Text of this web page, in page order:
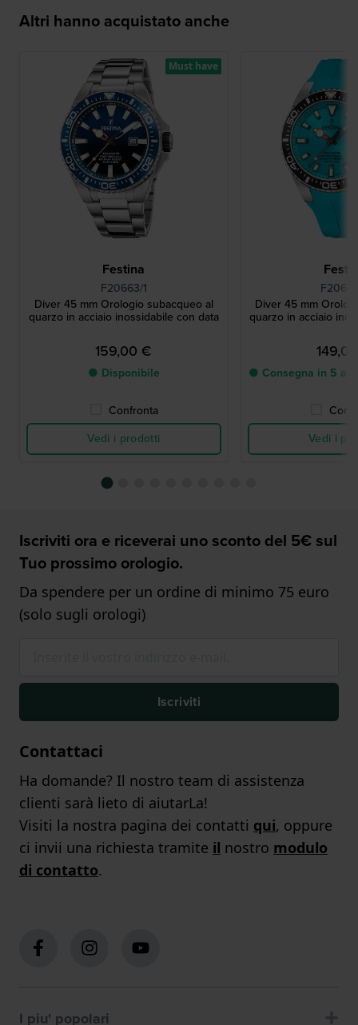
Altri hanno acquistato anche
Festina
F20663/1
Diver 45 mm Orologio subacqueo al
quarzo in acciaio inossidabile con data
159,00 €
● Disponibile
Confronta
Vedi i prodotti
Must have
Diver 45 mm
quarzo in acciaio
● Consegna in 5 a
Vedi i
Iscriviti ora e riceverai uno sconto del 5€ sul
Tuo prossimo orologio.
Da spendere per un ordine di minimo 75 euro
(solo sugli orologi)
Iscriviti
Contattaci
Ha domande? Il nostro team di assistenza
clienti sarà lieto di aiutarLa!
Visiti la nostra pagina dei contatti qui, oppure
ci invii una richiesta tramite il nostro modulo
di contatto.
I piu' popolari